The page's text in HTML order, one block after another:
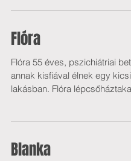
Flóra
Flóra 55 éves, pszichiátriai
annak kisfiával élnek egy
lakásban. Flóra
Blanka